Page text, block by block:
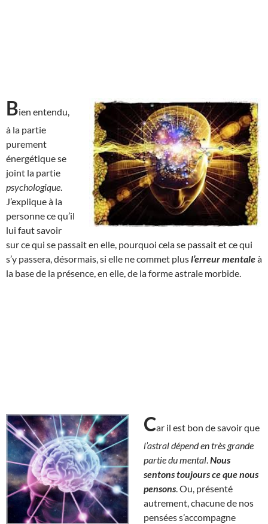
Bien entendu,
à la partie
purement
énergétique se
joint la partie
psychologique
J’explique à la
personne ce qu’il
lui faut savoir
sur ce qui se passait en elle, pourquoi cela se passait et ce qui
s’y passera, désormais, si elle ne commet plusl’erreur mentaleà
la base de la présence, en elle, de la forme astrale morbide.
Car il est bon de savoir que
l’astral dépend en très grande
partie du mental Nous
sentons toujours ce que nous
pensons . Ou, présenté
autrement, chacune de nos
pensées s’accompagne